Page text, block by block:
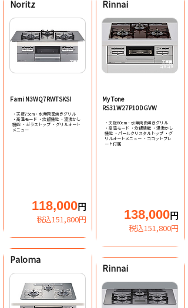
Noritz
工事費
Fami N3WQ7RWTSKSI
・天板75cm・水無両面焼きグリル
・高温モード ・炊飯機能 ・湯沸かし
機能 ・ガラストップ ・グリルオート
メニュー
118,000円
税込151,800円
Paloma
Rinnai
工事費
​コミコミ
My Tone
RS31W27P10DGVW
・天板60cm・水無両面焼きグリル
・高温モード ・炊飯機能 ・湯沸かし
機能 ・パールクリスタルトップ ・グ
リルオートメニュー ・ココットプレ
ート付属
138,000円
税込151,800円
Rinnai